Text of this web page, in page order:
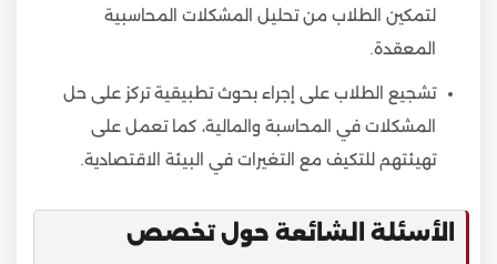
لتمكين الطلاب من تحليل المشكلات المحاسبية
المعقدة.
تشجيع الطلاب على إجراء بحوث تطبيقية تركز على حل
المشكلات في المحاسبة والمالية، كما تعمل على
تهيئتهم للتكيف مع التغيرات في البيئة الاقتصادية.
الأسئلة الشائعة حول تخصص